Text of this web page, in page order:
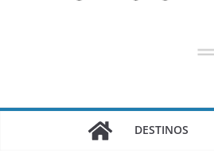
DESTINOS